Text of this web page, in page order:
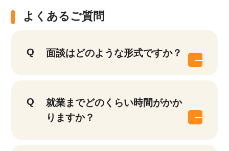
よくあるご質問
面談はどのような形式ですか？
就業までどのくらい時間がかか
りますか？